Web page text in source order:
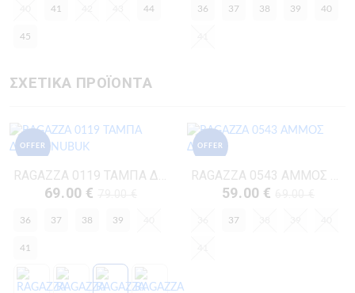
41 44
45
36 37 38 39 40
ΣΧΕΤΙΚΑ ΠΡΟΪΟΝΤΑ
OFFER
RAGAZZA 0119 ΤΑΜΠΑ ΔΕΡΜΑ-NUBUK
69.00 €
36 37 38 39
41
OFFER
RAGAZZA 0543 ΑΜΜΟΣ ΔΕΡΜΑ
59.00 €
37